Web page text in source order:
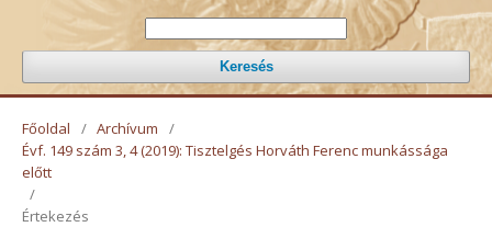
Keresés
Főoldal / Archívum
/
Évf. 149 szám 3, 4 (2019): Tisztelgés Horváth Ferenc munkássága
előtt
/
Értekezés